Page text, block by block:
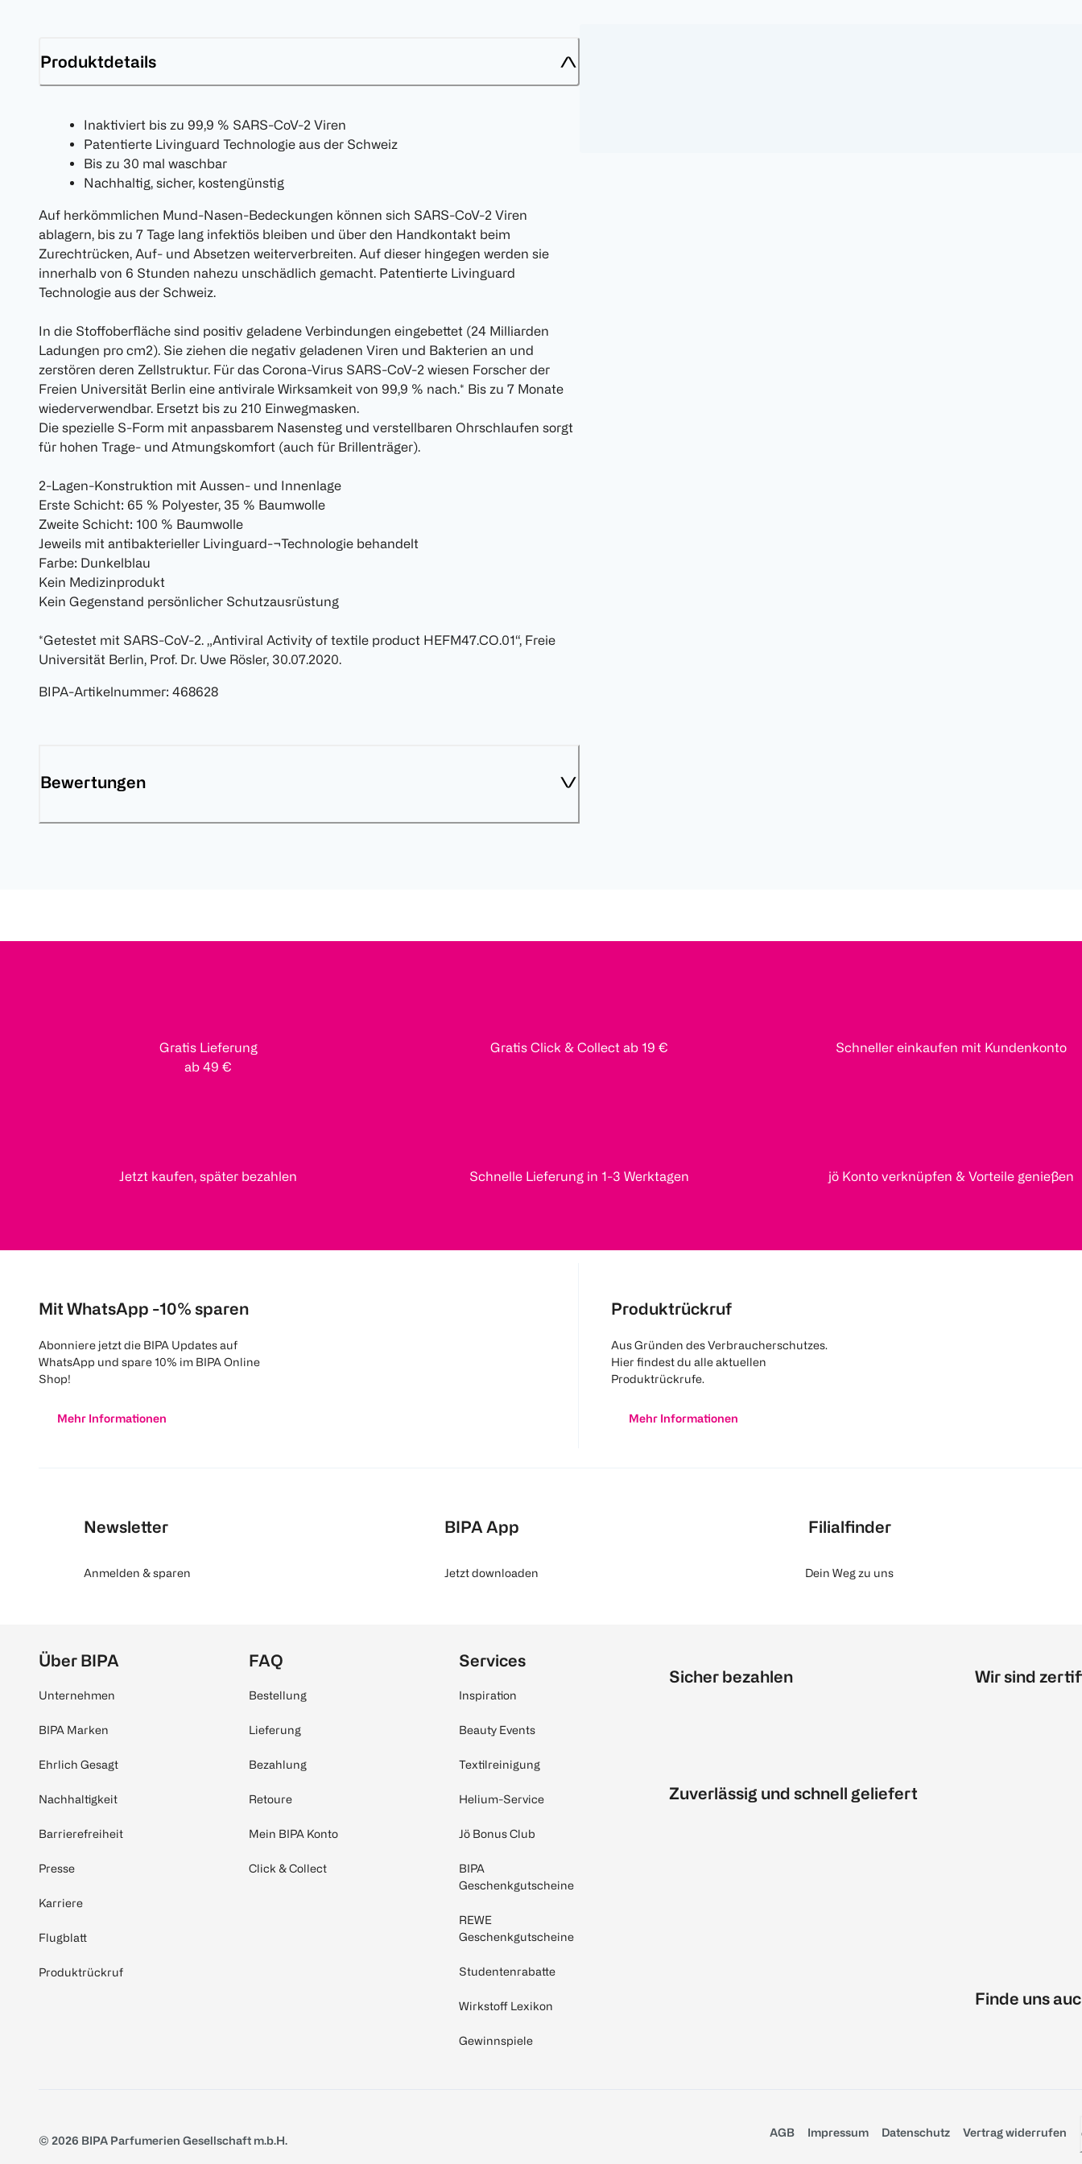
Produktdetails
Inaktiviert bis zu 99,9 % SARS-CoV-2 Viren
Patentierte Livinguard Technologie aus der Schweiz
Bis zu 30 mal waschbar
Nachhaltig, sicher, kostengünstig
Auf herkömmlichen Mund-Nasen-Bedeckungen können sich SARS-CoV-2 Viren
ablagern, bis zu 7 Tage lang infektiös bleiben und über den Handkontakt beim
Zurechtrücken, Auf- und Absetzen weiterverbreiten. Auf dieser hingegen werden sie
innerhalb von 6 Stunden nahezu unschädlich gemacht. Patentierte Livinguard
Technologie aus der Schweiz.
In die Stoffoberfläche sind positiv geladene Verbindungen eingebettet (24 Milliarden
Ladungen pro cm2). Sie ziehen die negativ geladenen Viren und Bakterien an und
zerstören deren Zellstruktur. Für das Corona-Virus SARS-CoV-2 wiesen Forscher der
Freien Universität Berlin eine antivirale Wirksamkeit von 99,9 % nach.* Bis zu 7 Monate
wiederverwendbar. Ersetzt bis zu 210 Einwegmasken.
Die spezielle S-Form mit anpassbarem Nasensteg und verstellbaren Ohrschlaufen sorgt
für hohen Trage- und Atmungskomfort (auch für Brillenträger).
2-Lagen-Konstruktion mit Aussen- und Innenlage
Erste Schicht: 65 % Polyester, 35 % Baumwolle
Zweite Schicht: 100 % Baumwolle
Jeweils mit antibakterieller Livinguard-¬Technologie behandelt
Farbe: Dunkelblau
Kein Medizinprodukt
Kein Gegenstand persönlicher Schutzausrüstung
*Getestet mit SARS-CoV-2. „Antiviral Activity of textile product HEFM47.CO.01“, Freie
Universität Berlin, Prof. Dr. Uwe Rösler, 30.07.2020.
BIPA-Artikelnummer: 468628
Bewertungen
Gratis Lieferung
ab 49 €
Gratis Click & Collect ab 19 € Schneller einkaufen mit Kundenkonto
Jetzt kaufen, später bezahlen Schnelle Lieferung in 1-3 Werktagen jö Konto verknüpfen & Vorteile genießen
Mit WhatsApp -10% sparen
Abonniere jetzt die BIPA Updates auf
WhatsApp und spare 10% im BIPA Online
Shop!
Mehr Informationen
Produktrückruf
Aus Gründen des Verbraucherschutzes.
Hier findest du alle aktuellen
Produktrückrufe.
Mehr Informationen
Newsletter
Anmelden & sparen
BIPA App
Jetzt downloaden
Filialfinder
Dein Weg zu uns
Über BIPA
Unternehmen
BIPA Marken
Ehrlich Gesagt
Nachhaltigkeit
Barrierefreiheit
Presse
Karriere
Flugblatt
Produktrückruf
FAQ
Bestellung
Lieferung
Bezahlung
Retoure
Mein BIPA Konto
Click & Collect
Services
Inspiration
Beauty Events
Textilreinigung
Helium-Service
Jö Bonus Club
BIPA
Geschenkgutscheine
REWE
Geschenkgutscheine
Studentenrabatte
Wirkstoff Lexikon
Gewinnspiele
Sicher bezahlen
Zuverlässig und schnell geliefert
Wir sind
Finde uns
© 2026 BIPA Parfumerien Gesellschaft m.b.H.
AGB Impressum Datenschutz Vertrag widerrufen